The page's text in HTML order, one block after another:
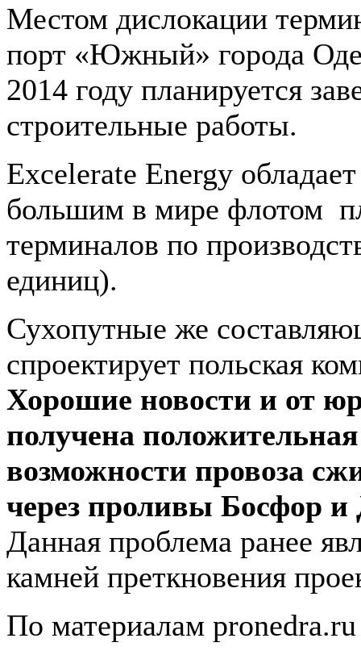
Местом дислокации
порт «Южный» города
2014 году планируется
строительные работы.
Excelerate Energу
большим в мире флотом
терминалов по
единиц).
Сухопутные же
спроектирует польская
Хорошие новости и от
получена положительная
возможности провоза
через проливы Босфор
Данная проблема ранее
камней преткновения
По материалам pronedra.ru